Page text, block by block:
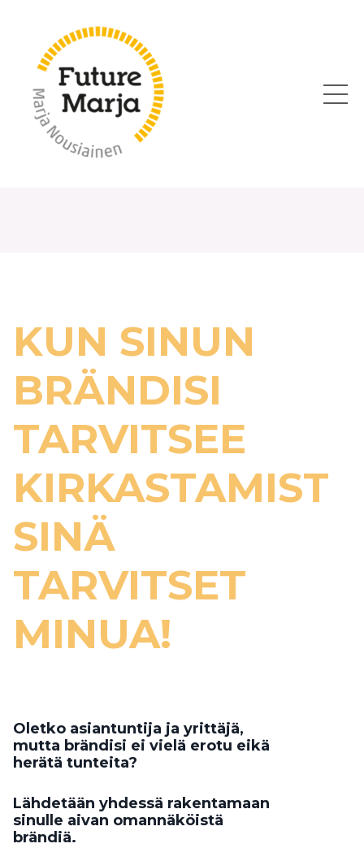
KUN SINUN
BRÄNDISI
TARVITSEE
SINÄ
TARVITSET
MINUA!
Oletko asiantuntija ja yrittäjä,
mutta brändisi ei vielä erotu eikä
herätä tunteita?
Lähdetään yhdessä rakentamaan
sinulle aivan omannäköistä
brändiä.